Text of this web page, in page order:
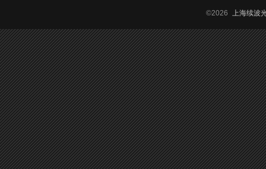
©2026 上海续波